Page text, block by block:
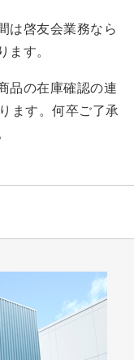
は啓友会業務なら
ます。
品の在庫確認の連
ます。何卒ご了承